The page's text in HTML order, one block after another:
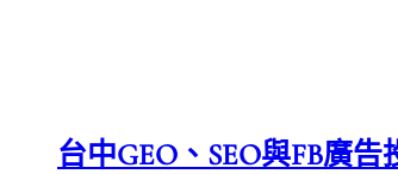
台中GEO、SEO與FB廣